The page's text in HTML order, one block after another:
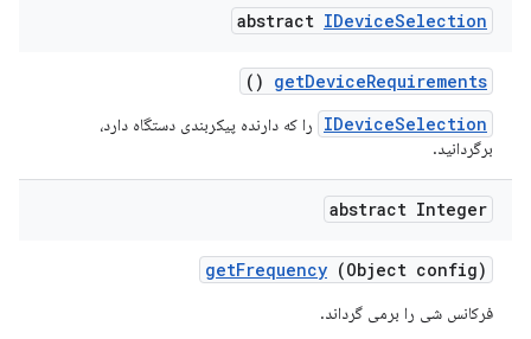
abstract IDeviceSelection
getDeviceRequirements
()
IDeviceSelection
را که دارنده پیکربندی دستگاه دارد،
برگردانید.
abstract Integer
getFrequency (Object config)
فرکانس شی را برمی گرداند.